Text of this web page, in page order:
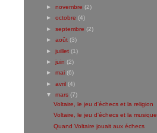
► novembre (2)
► octobre (4)
► septembre (2)
► août (3)
► juillet (1)
► juin (2)
► mai (6)
► avril (4)
▼ mars (7)
Voltaire, le jeu d'échecs et la religion
Voltaire, le jeu d'échecs et la musique
Quand Voltaire jouait aux échecs